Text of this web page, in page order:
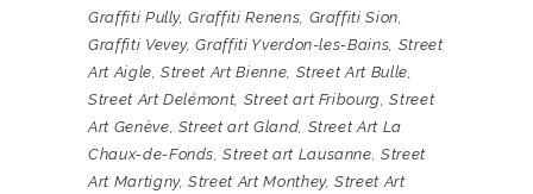
Graffiti Pully,Graffiti Renens Graffiti Sion
Graffiti Vevey,Graffiti Yverdon-les-Bains Street
Art Aigle ,Street Art Bienne Street Art Bulle
Street Art Delémont Street art Fribourg ,Street
Art Genève Street art Gland Street Art La
Chaux-de-Fonds ,Street art Lausanne ,Street
Art Martigny,Street Art Monthey,Street Art